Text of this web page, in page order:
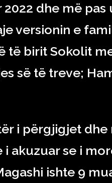
dhe më
versionin e
të birit Sokolit
së të treve;
i përgjigjet
akuzuar se i
ishte 9